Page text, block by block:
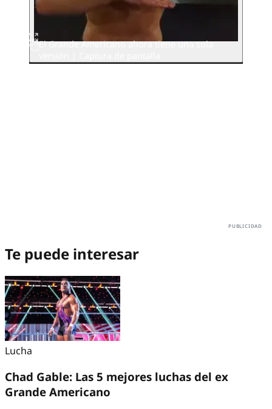
El Grande Americano ahora tiene una sola
Te puede interesar
Lucha
Chad Gable: Las 5 mejores luchas del ex
Grande Americano